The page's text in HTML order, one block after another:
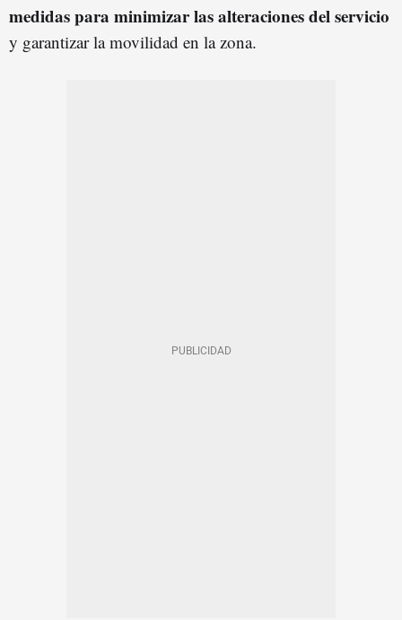
medidas para minimizar las alteraciones del servicio
y garantizar la movilidad en la zona.